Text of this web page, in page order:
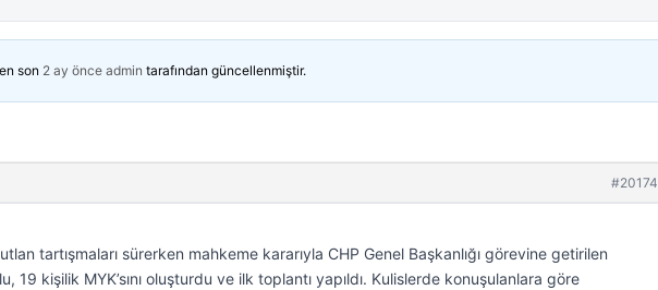
son 2 ay önce admin tarafından güncellenmiştir.
#20174
tartışmaları sürerken mahkeme kararıyla CHP Genel Başkanlığı görevine getirilen
19 kişilik MYK’sını oluşturdu ve ilk toplantı yapıldı. Kulislerde konuşulanlara göre